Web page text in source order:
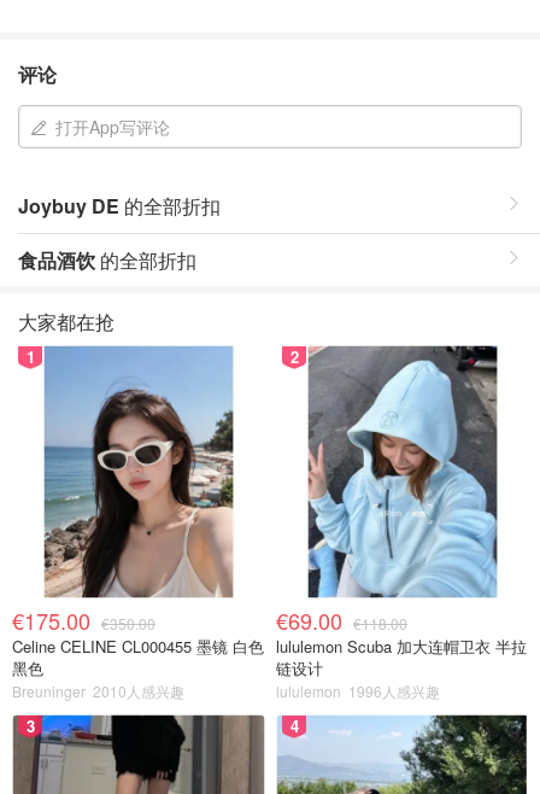
评论
打开App写评论
Joybuy DE 的全部折扣
食品酒饮 的全部折扣
大家都在抢
1
€175.00 €350.00
Celine CELINE CL000455 墨镜 白色
黑色
Breuninger 2010人感兴趣
2
€69.00 €118.00
lululemon Scuba 加大连帽卫衣 半拉
链设计
lululemon 1996人感兴趣
3 4